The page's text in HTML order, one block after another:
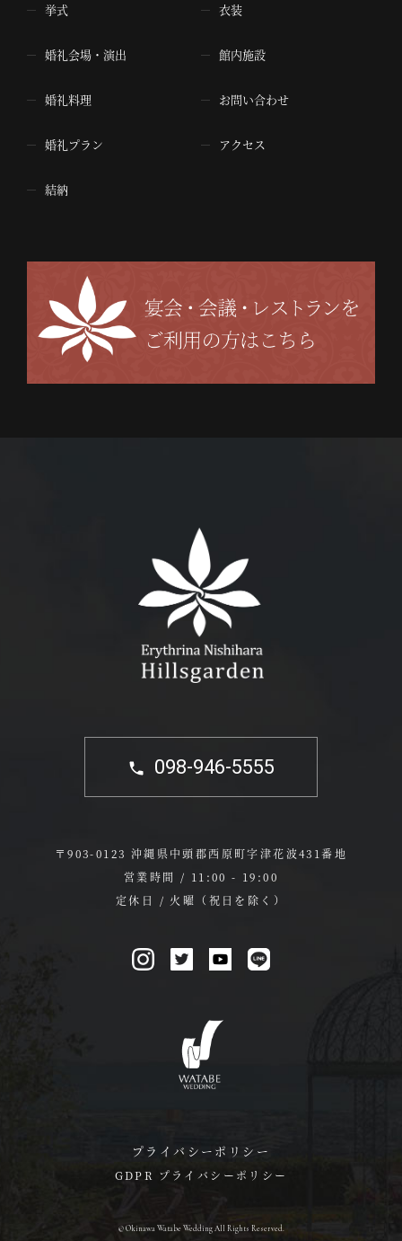
挙式
婚礼会場・演出
婚礼料理
婚礼プラン
結納
衣装
館内施設
お問い合わせ
アクセス
098-946-5555
〒903-0123 沖縄県中頭郡西原町字津花波431番地
営業時間 / 11:00 - 19:00
定休日 / 火曜（祝日を除く）
プライバシーポリシー
GDPR プライバシーポリシー
© Okinawa Watabe Wedding All Rights Reserved.